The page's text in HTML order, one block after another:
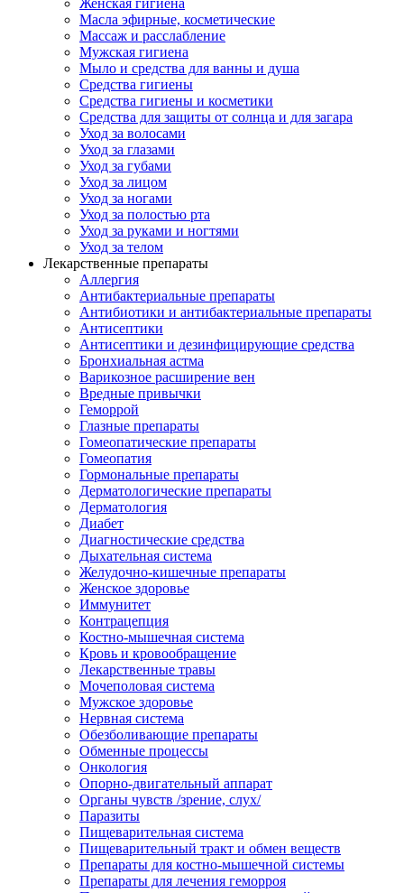
Женская гигиена
Масла эфирные, косметические
Массаж и расслабление
Мужская гигиена
Мыло и средства для ванны и душа
Средства гигиены
Средства гигиены и косметики
Средства для защиты от солнца и для загара
Уход за волосами
Уход за глазами
Уход за губами
Уход за лицом
Уход за ногами
Уход за полостью рта
Уход за руками и ногтями
Уход за телом
Лекарственные препараты
Аллергия
Антибактериальные препараты
Антибиотики и антибактериальные препараты
Антисептики
Антисептики и дезинфицирующие средства
Бронхиальная астма
Варикозное расширение вен
Вредные привычки
Геморрой
Глазные препараты
Гомеопатические препараты
Гомеопатия
Гормональные препараты
Дерматологические препараты
Дерматология
Диабет
Диагностические средства
Дыхательная система
Желудочно-кишечные препараты
Женское здоровье
Иммунитет
Контрацепция
Костно-мышечная система
Кровь и кровообращение
Лекарственные травы
Мочеполовая система
Мужское здоровье
Нервная система
Обезболивающие препараты
Обменные процессы
Онкология
Опорно-двигательный аппарат
Органы чувств /зрение, слух/
Паразиты
Пищеварительная система
Пищеварительный тракт и обмен веществ
Препараты для костно-мышечной системы
Препараты для лечения геморроя